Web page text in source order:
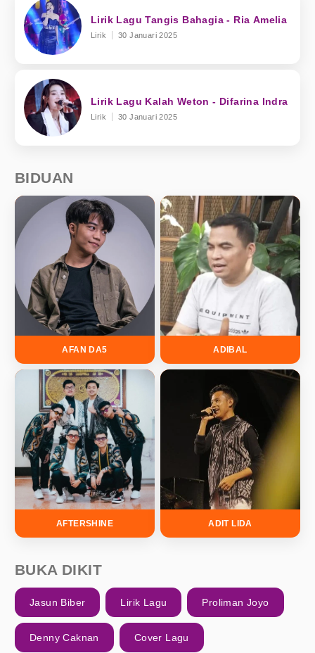
Lirik Lagu Tangis Bahagia - Ria Amelia
Lirik 30 Januari 2025
Lirik Lagu Kalah Weton - Difarina Indra
Lirik 30 Januari 2025
BIDUAN
AFAN DA5 ADIBAL
AFTERSHINE ADIT LIDA
BUKA DIKIT
Jasun Biber Lirik Lagu Proliman Joyo
Denny Caknan Cover Lagu